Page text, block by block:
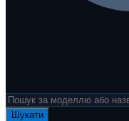
Шукати